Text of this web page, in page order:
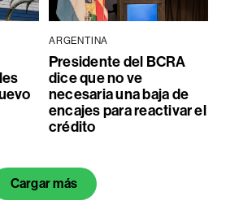
ARGENTINA
Presidente del BCRA
dice que no ve
necesaria una baja de
encajes para reactivar el
crédito
Cargar más